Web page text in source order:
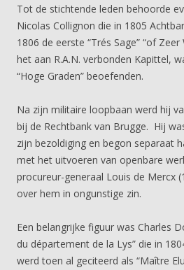
Tot de stichtende leden behoorde
Nicolas Collignon die in 1805
1806 de eerste “Trés Sage” “of
het aan R.A.N. verbonden Kapittel,
“Hoge Graden” beoefenden.
Na zijn militaire loopbaan werd hij
bij de Rechtbank van Brugge. Hij
zijn bezoldiging en begon separaat
met het uitvoeren van openbare
procureur-generaal Louis de Mercx
over hem in ongunstige zin.
Een belangrijke figuur was Charles
du département de la Lys” die in
werd toen al geciteerd als “Maître